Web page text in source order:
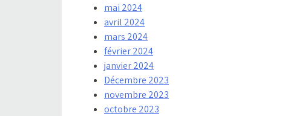
mai 2024
avril 2024
mars 2024
février 2024
janvier 2024
Décembre 2023
novembre 2023
octobre 2023